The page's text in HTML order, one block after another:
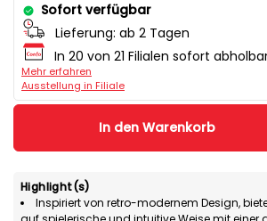
Sofort verfügbar
Lieferung: ab 2 Tagen
In 20 von 21 Filialen sofort
Mehr erfahren
Ausstellung in Filiale
In den Warenkorb
Highlight(s)
Inspiriert von retro-modernem Design,